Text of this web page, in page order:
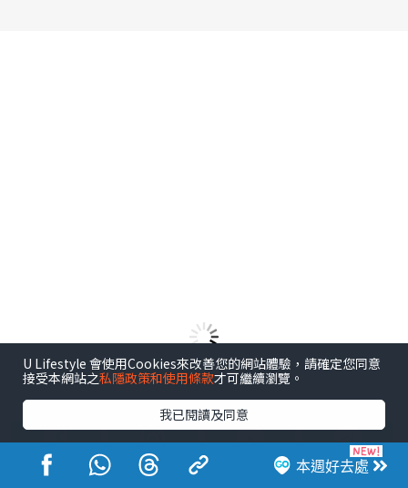
本週好去處
港玩港食港生活
U Lifestyle 會使用Cookies來改善您的網站體驗，請確定您同意
接受本網站之私隱政策和使用條款才可繼續瀏覽。
我已閱讀及同意